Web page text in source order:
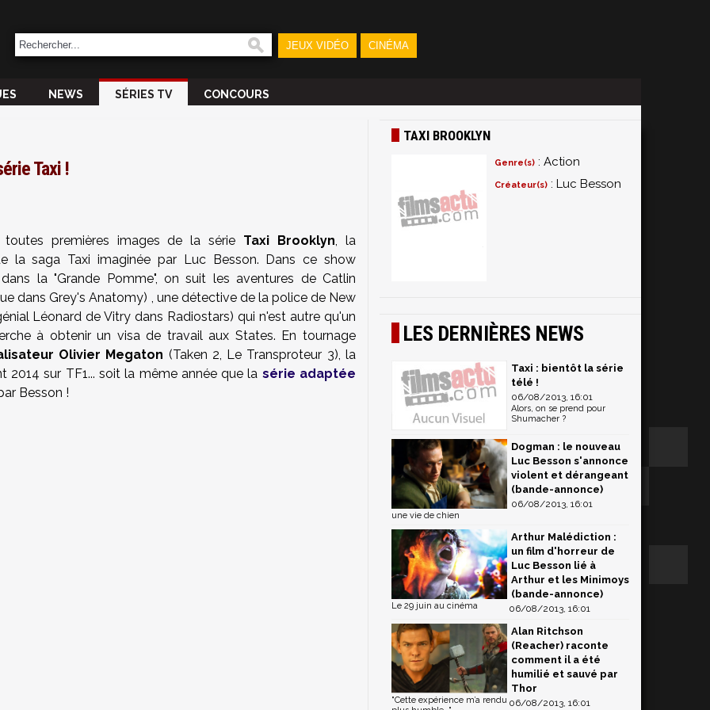
JEUX VIDÉO CINÉMA
NEWS SÉRIES TV CONCOURS
Taxi !
premières images de la série Taxi Brooklyn, la
la saga Taxi imaginée par Luc Besson. Dans ce show
la "Grande Pomme", on suit les aventures de Catlin
dans Grey's Anatomy) , une détective de la police de New
Léonard de Vitry dans Radiostars) qui n'est autre qu'un
à obtenir un visa de travail aux States. En tournage
Olivier Megaton (Taken 2, Le Transproteur 3), la
2014 sur TF1... soit la même année que la série adaptée
Besson !
TAXI BROOKLYN
Genre(s) : Action
Créateur(s) : Luc Besson
LES DERNIÈRES NEWS
Taxi : bientôt la série
télé !
06/08/2013, 16:01
Alors, on se prend pour
Shumacher ?
Dogman : le nouveau
Luc Besson s'annonce
violent et dérangeant
(bande-annonce)
06/08/2013, 16:01
une vie de chien
Arthur Malédiction :
un film d'horreur de
Luc Besson lié à
Arthur et les Minimoys
(bande-annonce)
06/08/2013, 16:01
Le 29 juin au cinéma
Alan Ritchson
(Reacher) raconte
comment il a été
humilié et sauvé par
Thor
06/08/2013, 16:01
"Cette expérience m’a rendu